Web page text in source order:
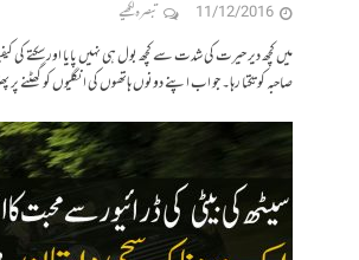
11/12/2016 تبصرہ لکھیے
میں کچھ دیر حیرت کی شدت سے کچھ بول ہی نہیں پایا اور سکتے کی
صاحبہ کو تکتا رہا۔ جو اب اپنے دونوں ہاتھوں کی انگلیوں کو گھٹنے